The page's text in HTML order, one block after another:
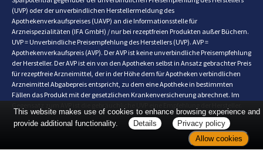
(UVP) oder der unverbindlichen Herstellermeldung des
Apothekenverkaufspreises (UAVP) an die Informationsstelle für
Arzneispezialitäten (IFA GmbH) / nur bei rezeptfreien Produkten außer Büchern.
UVP = Unverbindliche Preisempfehlung des Herstellers (UVP). AVP =
Apothekenverkaufspreis (AVP). Der AVP ist keine unverbindliche Preisempfehlung
der Hersteller. Der AVP ist ein von den Apotheken selbst in Ansatz gebrachter Preis
für rezeptfreie Arzneimittel, der in der Höhe dem für Apotheken verbindlichen
Arzneimittel Abgabepreis entspricht, zu dem eine Apotheke in bestimmten
Fällen das Produkt mit der gesetzlichen Krankenversicherung abrechnet. Im
This website makes use of cookies to enhance browsing experience and
provide additional functionality.
Details
Privacy policy
Allow cookies